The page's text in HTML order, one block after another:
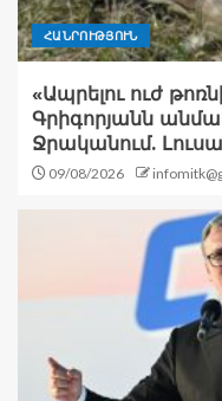
ՀԱՆՐՈՒԹՅՈՒՆ
«Ապրելու ուժ
Գրիգորյանն
Ջրականում.
09/08/2026